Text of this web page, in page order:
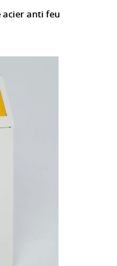
acier anti feu